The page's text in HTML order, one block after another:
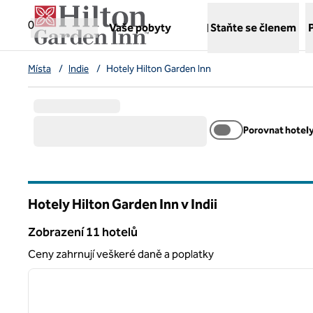
Přejít na obsah
0
Vaše pobyty
,otvírá novou záložku
Staňte se členem
Místa / Indie / Hotely Hilton Garden Inn
Porovnat
Hotely Hilton Garden Inn v Indii
Zobrazení 11 hotelů
Zobrazení 11 hotelů
Ceny zahrnují veškeré daně a poplatky
1 z 12